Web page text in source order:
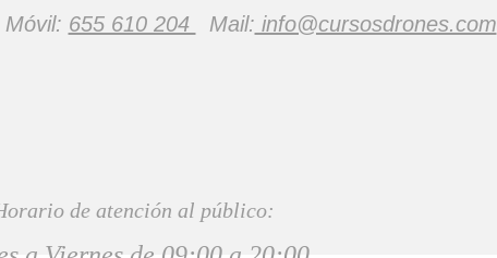
655 610 204 Mail: info@cursosdrones.com
de atención al público: